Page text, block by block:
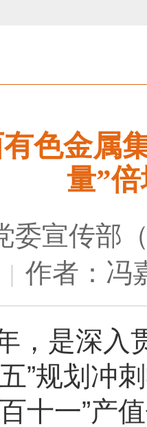
有色金属
量”
委宣传部
| 作者：冯
，是深入
”规划冲
十一”产